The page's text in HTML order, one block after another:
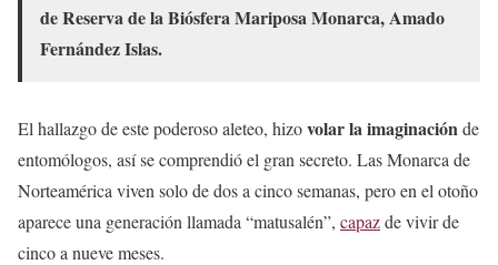
de Reserva de la Biósfera Mariposa Monarca, Amado
Fernández Islas.
El hallazgo de este poderoso aleteo, hizovolar la imaginaciónde
entomólogos, así se comprendió el gran secreto. Las Monarca de
Norteamérica viven solo de dos a cinco semanas, pero en el otoño
aparece una generación llamada “matusalén”, capazde vivir de
cinco a nueve meses.